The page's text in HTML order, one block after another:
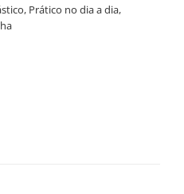
, Prático no dia a dia,